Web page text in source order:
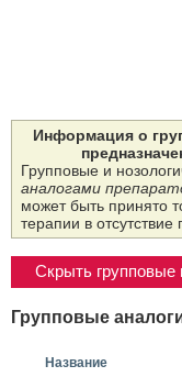
Информация о
Групповые и
аналогами
может быть принято
терапии в
Скрыть групповые
Групповые
Название